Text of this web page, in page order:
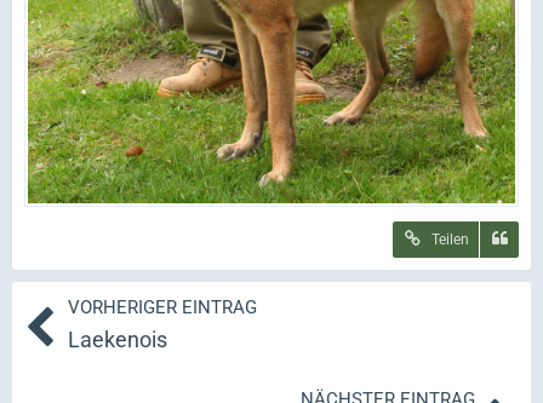
Teilen
VORHERIGER EINTRAG
Laekenois